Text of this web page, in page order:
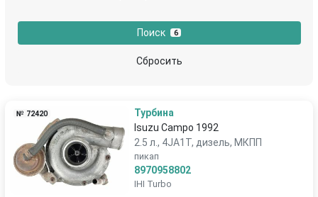
Поиск 6
Сбросить
№ 72420
Турбина
Isuzu Campo 1992
2.5 л., 4JA1T, дизель, МКПП
пикап
8970958802
IHI Turbo